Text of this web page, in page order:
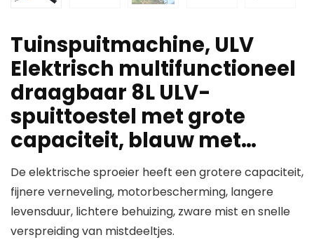
Tuinspuitmachine, ULV
Elektrisch multifunctioneel
draagbaar 8L ULV-
spuittoestel met grote
capaciteit, blauw met…
De elektrische sproeier heeft een grotere capaciteit,
fijnere verneveling, motorbescherming, langere
levensduur, lichtere behuizing, zware mist en snelle
verspreiding van mistdeeltjes.